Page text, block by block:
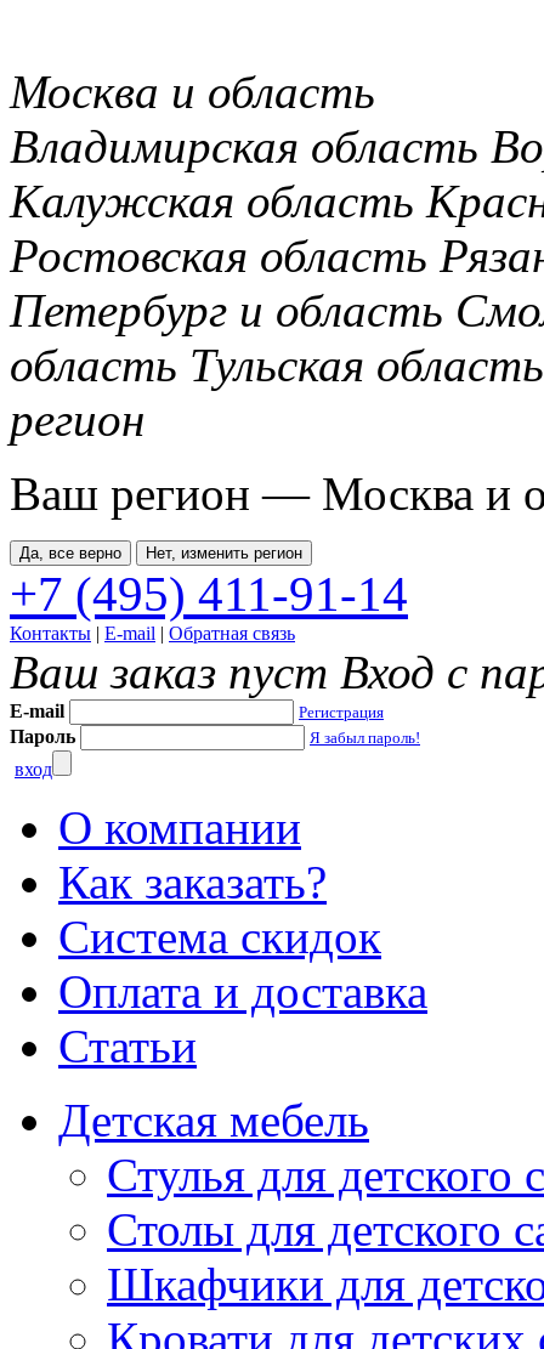
Москва и область
Владимирская область
Калужская область
Ростовская область
Петербург и область
область Тульская область
регион
Ваш регион — Москва и
Да, все верно Нет, изменить регион
+7 (495) 411-91-14
Контакты | E-mail | Обратная связь
Ваш заказ пуст Вход с
E-mail Регистрация
Пароль Я забыл пароль!
вход
О компании
Как заказать?
Система скидок
Оплата и доставка
Статьи
Детская мебель
Стулья для детского
Столы для детского
Шкафчики для